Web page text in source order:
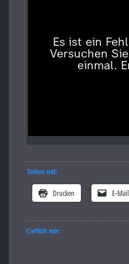
Teilen mit:
Drucken E-Mail
Gefällt mir: